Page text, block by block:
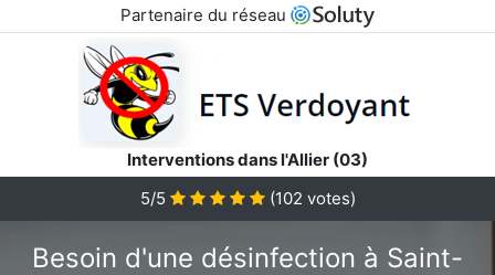
Partenaire du réseau
Interventions dans l'Allier (03)
5/5 (102 votes)
Besoin d'une désinfection à Saint-